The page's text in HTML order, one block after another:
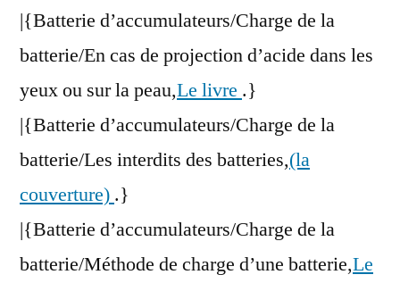
|{Batterie d’accumulateurs/Charge de la
batterie/En cas de projection d’acide dans les
yeux ou sur la peau,Le livre .}
|{Batterie d’accumulateurs/Charge de la
batterie/Les interdits des batteries,(la
couverture) .}
|{Batterie d’accumulateurs/Charge de la
batterie/Méthode de charge d’une batterie,Le